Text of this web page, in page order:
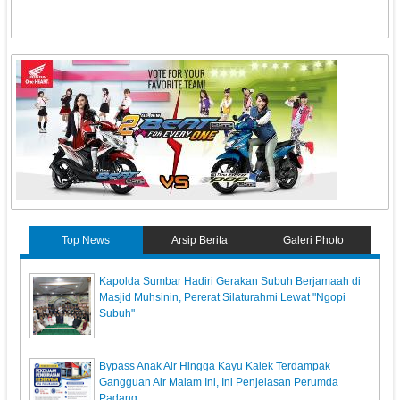
Top News Arsip Berita Galeri Photo
Kapolda Sumbar Hadiri Gerakan Subuh Berjamaah di
Masjid Muhsinin, Pererat Silaturahmi Lewat "Ngopi
Subuh"
Bypass Anak Air Hingga Kayu Kalek Terdampak
Gangguan Air Malam Ini, Ini Penjelasan Perumda